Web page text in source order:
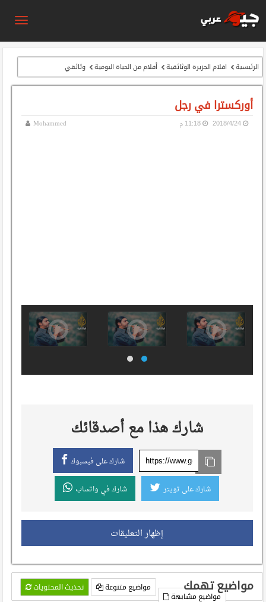
الرئيسية افلام الجزيرة الوثائقية أفلام من الحياة اليومية وثائقي
أوركسترا في رجل
Mohammed 24‏/4‏/2018 11:18 م
شارك هذا مع أصدقائك
شارك على فيسبوك
شارك على تويتر شارك في واتساب
إظهار التعليقات
مواضيع تهمك تحديث المحتويات
مواضيع متنوعة
مواضيع مشابهة